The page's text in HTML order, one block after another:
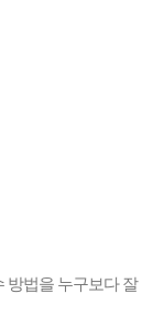
방법을 누구보다 잘